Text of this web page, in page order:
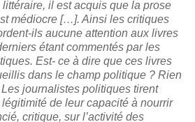
il est acquis que la prose
médiocre […]. Ainsi les critiques
ils aucune attention aux livres
étant commentés par les
Est- ce à dire que ces livres
dans le champ politique ? Rien
Les journalistes politiques tirent
légitimité de leur capacité à nourrir
critique, sur l’activité des